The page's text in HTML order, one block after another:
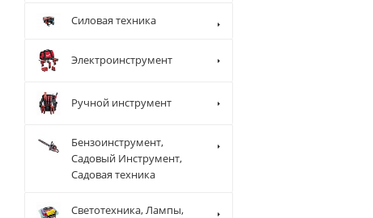
Силовая техника
Электроинструмент
Ручной инструмент
Бензоинструмент,
Садовый Инструмент,
Садовая техника
Светотехника, Лампы,